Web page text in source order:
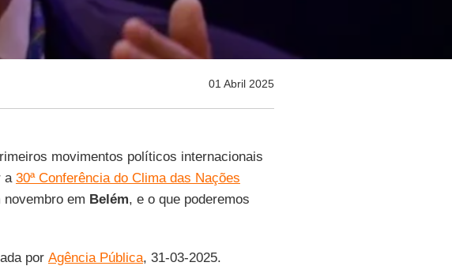
01 Abril 2025
movimentos políticos internacionais
a 30ª Conferência do Clima das Nações
em Belém, e o que poderemos
por Agência Pública, 31-03-2025.